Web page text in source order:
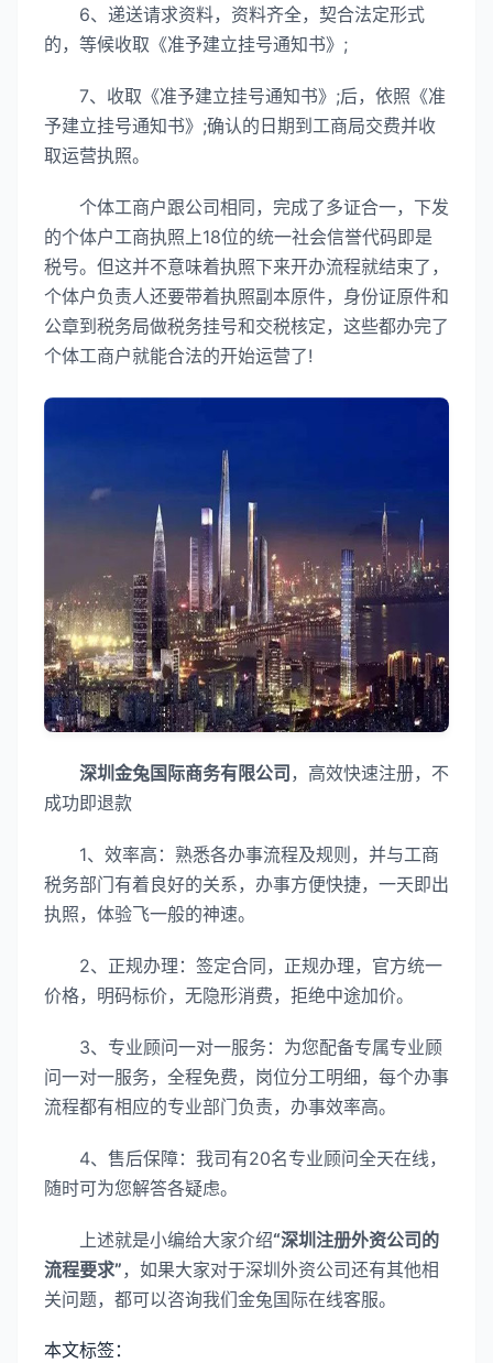
6、递送请求资料，资料齐全，契合法定形式
的，等候收取《准予建立挂号通知书》;
7、收取《准予建立挂号通知书》;后，依照《准
予建立挂号通知书》;确认的日期到工商局交费并收
取运营执照。
个体工商户跟公司相同，完成了多证合一，下发
的个体户工商执照上18位的统一社会信誉代码即是
税号。但这并不意味着执照下来开办流程就结束了，
个体户负责人还要带着执照副本原件，身份证原件和
公章到税务局做税务挂号和交税核定，这些都办完了
个体工商户就能合法的开始运营了!
深圳金兔国际商务有限公司 ，高效快速注册，不
成功即退款
1、效率高：熟悉各办事流程及规则，并与工商
税务部门有着良好的关系，办事方便快捷，一天即出
执照，体验飞一般的神速。
2、正规办理：签定合同，正规办理，官方统一
价格，明码标价，无隐形消费，拒绝中途加价。
3、专业顾问一对一服务：为您配备专属专业顾
问一对一服务，全程免费，岗位分工明细，每个办事
流程都有相应的专业部门负责，办事效率高。
4、售后保障：我司有20名专业顾问全天在线，
随时可为您解答各疑虑。
上述就是小编给大家介绍“深圳注册外资公司的
流程要求”，如果大家对于深圳外资公司还有其他相
关问题，都可以咨询我们金兔国际在线客服。
本文标签：